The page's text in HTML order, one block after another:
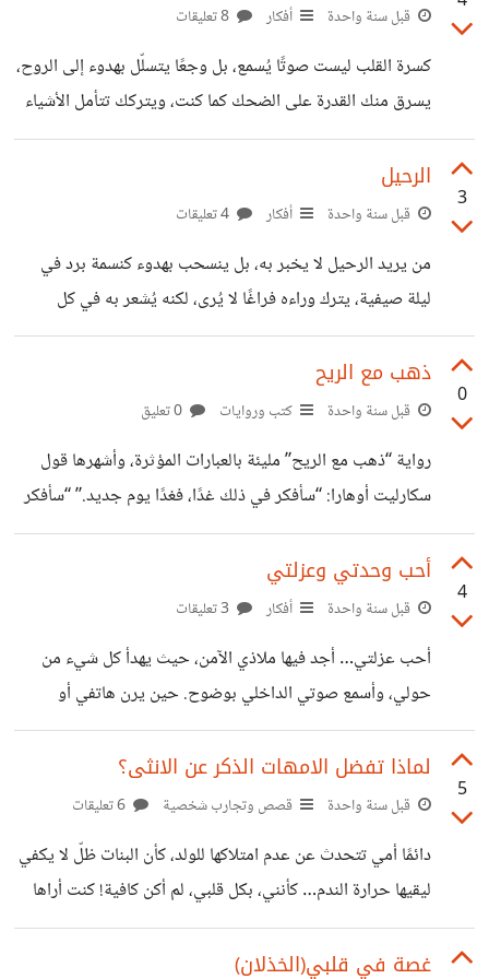
تحقيق الأحلام، وأحيانًا حتى الحزن حين نفكّر في المجهول. لكنّ
هذه المشاعر، على اختلافها، هي ما يمنح للحياة معناها، فهي
تدفعنا إلى الاستعداد، وتذكّرنا أنّ لا شيء مضمون سوى ما نصنعه
اليوم. المستقبل ليس عدوًّا نخافه، بل لوحة بيضاء نلوّنها
بخياراتنا، بخطواتنا
قبل سنة واحدة أفكار
كسرة القلب ليست صوتًا يُسمع، بل وجعًا يتسلّل بهدوء إلى الروح،
يسرق منك القدرة على الضحك كما كنت، ويتركك تتأمل الأشياء
وكأنها فقدت لونها. الأيام تمضي، لكن حسرتها ثقيلة، تُذكرك بكل
ما كان يمكن أن يكون، بكل كلمة لم تُقال، وبكل وداع لم تستعد
له. كنت أظن أن الزمن حكيم، يداوي الجراح بصبره، لكنني
شيء، يعود الوجع بملامحه الكاملة، يجلس أمامك، ويعيد سرد
القصة من بدايتها… حتى تصل إلى
3
الرحيل
قبل سنة واحدة أفكار
من يريد الرحيل لا يخبر به، بل ينسحب بهدوء كنسمة برد في
ليلة صيفية، يترك وراءه فراغًا لا يُرى، لكنه يُشعر به في كل
زاوية. لا يكتب رسائل الوداع، بل يترك الكلمات تموت على أطراف
الشفاه. يمضي وكأنه لم يكن يومًا، تاركًا الذكريات تتآكل ببطء في
العقول. فالرحيل الصامت أشد قسوة من ألف وداع معلن
0
ذهب مع الريح
قبل سنة واحدة كتب وروايات
رواية “ذهب مع الريح” مليئة بالعبارات المؤثرة، وأشهرها قول
سكارليت أوهارا: “سأفكر في ذلك غدًا، فغدًا يوم جديد.” “سأفكر
في ذلك غدًا، فغدًا يوم جديد، وربما يحمل معه دفئًا يرمم هذا
القلب المرهق، أو ريحًا تنزع ما تبقى من أشواك الأمس.
4
أحب وحدتي وعزلتي
قبل سنة واحدة أفكار
أحب عزلتي… أجد فيها ملاذي الآمن، حيث يهدأ كل شيء من
حولي، وأسمع صوتي الداخلي بوضوح. حين يرن هاتفي أو
تتكدس الرسائل، لا أُسرع في الرد. ليس لأنني لا أحب من يكتبون
لي، بل لأنني أحتاج أن أكون مع نفسي أولًا. أنا لا أهرب من
الناس، بل أقترب من ذاتي. العزلة بالنسبة لي ليست فراغًا، بل
دفء يعيد ترتيب فوضاي الداخلية. ومن يعرفني حقًا، يدرك أن
حبي لعزلتي لا يقلل من محبتي لهم، بل يجعلني أعود إليهم أكثر
صفاءً.
5
لماذا تفضل الامهات الذكر عن الانثى؟
قبل سنة واحدة قصص وتجارب شخصية
دائمًا أمي تتحدث عن عدم امتلاكها للولد، كأن البنات ظلّ لا يكفي
ليقيها حرارة الندم… كأنني، بكل قلبي، لم أكن كافية! كنت أراها
تحدق في أولاد الآخرين، وكأنها فقدت شيئًا لم يُخلق لها… فكنت
أصغر في نظرها كلما كبُرت، حتى أصبحت أخاف أن أكون مجرد
غصة في قلبي(الخذلان)